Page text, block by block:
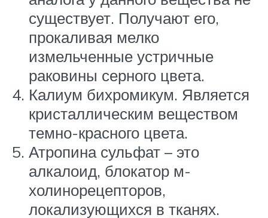
существует. Получают его,
прокаливая мелко
измельченные устричные
раковины серного цвета.
Калиум бихромикум. Является
кристаллическим веществом
темно-красного цвета.
Атропина сульфат – это
алкалоид, блокатор м-
холинорецепторов,
локализующихся в тканях.